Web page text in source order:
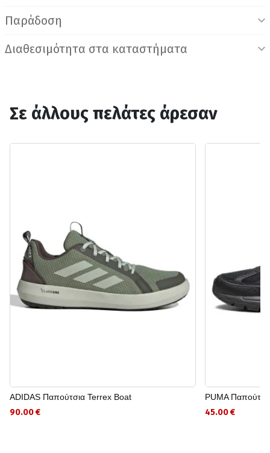
Παράδοση
Διαθεσιμότητα στα καταστήματα
Σε άλλους πελάτες άρεσαν
ADIDAS Παπούτσια Terrex Boat
90.00 €
PUMA
45.00 €